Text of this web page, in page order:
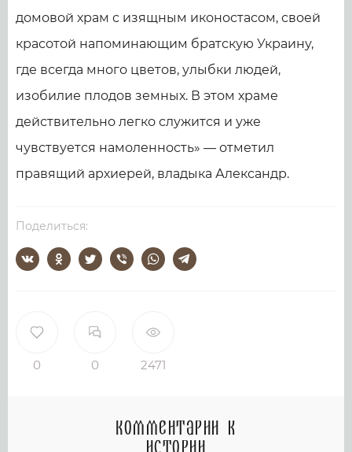
0 0 2471
домовой храм с изящным иконостасом, своей
красотой напоминающим братскую Украину,
где всегда много цветов, улыбки людей,
изобилие плодов земных. В этом храме
действительно легко служится и уже
чувствуется намоленность» — отметил
правящий архиерей, владыка Александр.
Поделиться:
Комментарии к